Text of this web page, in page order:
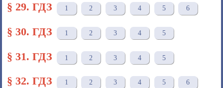
§ 29. ГДЗ 1 2 3 4 5 6
§ 30. ГДЗ 1 2 3 4 5
§ 31. ГДЗ 1 2 3 4 5
§ 32. ГДЗ 1 2 3 4 5 6